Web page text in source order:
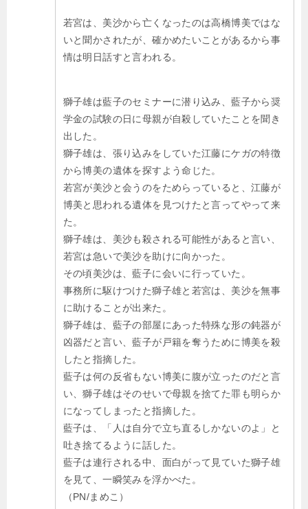
若宮は、美沙から亡くなったのは高橋博美ではな
いと聞かされたが、確かめたいことがあるから事
情は明日話すと言われる。
獅子雄は藍子のセミナーに潜り込み、藍子から奨
学金の試験の日に母親が自殺していたことを聞き
出した。
獅子雄は、張り込みをしていた江藤にケガの特徴
から博美の遺体を探すよう命じた。
若宮が美沙と会うのをためらっていると、江藤が
博美と思われる遺体を見つけたと言ってやって来
た。
獅子雄は、美沙も殺される可能性があると言い、
若宮は急いで美沙を助けに向かった。
その頃美沙は、藍子に会いに行っていた。
事務所に駆けつけた獅子雄と若宮は、美沙を無事
に助けることが出来た。
獅子雄は、藍子の部屋にあった特殊な形の鈍器が
凶器だと言い、藍子が戸籍を奪うために博美を殺
したと指摘した。
藍子は何の反省もない博美に腹が立ったのだと言
い、獅子雄はそのせいで母親を捨てた罪も明らか
になってしまったと指摘した。
藍子は、「人は自分で立ち直るしかないのよ」と
吐き捨てるように話した。
藍子は連行される中、面白がって見ていた獅子雄
を見て、一瞬笑みを浮かべた。
（PN/まめこ）